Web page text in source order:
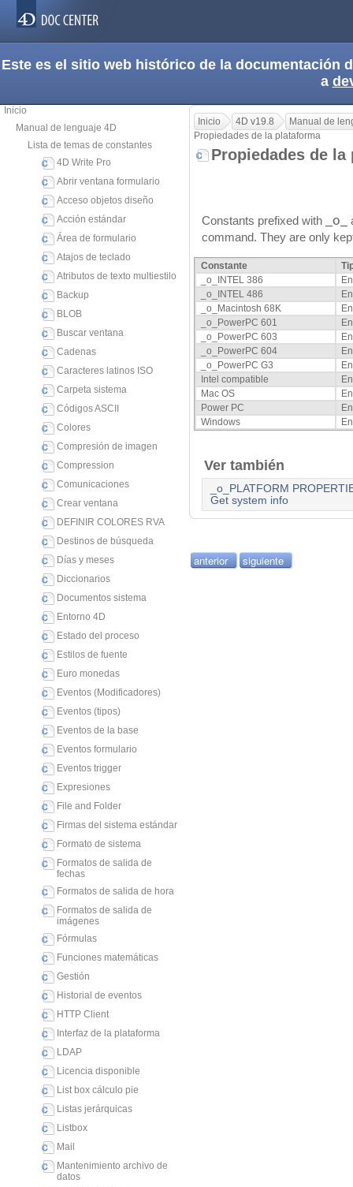
Este es el sitio web histórico de la documentación
a
Inicio
Manual de lenguaje 4D
Lista de temas de constantes
4D Write Pro
Abrir ventana formulario
Acceso objetos diseño
Acción estándar
Área de formulario
Atajos de teclado
Atributos de texto multiestilo
Backup
BLOB
Buscar ventana
Cadenas
Caracteres latinos ISO
Carpeta sistema
Códigos ASCII
Colores
Compresión de imagen
Compression
Comunicaciones
Crear ventana
DEFINIR COLORES RVA
Destinos de búsqueda
Días y meses
Diccionarios
Documentos sistema
Entorno 4D
Estado del proceso
Estilos de fuente
Euro monedas
Eventos (Modificadores)
Eventos (tipos)
Eventos de la base
Eventos formulario
Eventos trigger
Expresiones
File and Folder
Firmas del sistema estándar
Formato de sistema
Formatos de salida de
fechas
Formatos de salida de hora
Formatos de salida de
imágenes
Fórmulas
Funciones matemáticas
Gestión
Historial de eventos
HTTP Client
Interfaz de la plataforma
LDAP
Licencia disponible
List box cálculo pie
Listas jerárquicas
Listbox
Mail
Mantenimiento archivo de
datos
Inicio 4D v19.8
Manual de
Propiedades de la plataforma
Propiedades de
Constants prefixed with _o_
command. They are only
Constante
_o_INTEL 386
_o_INTEL 486
_o_Macintosh 68K
_o_PowerPC 601
_o_PowerPC 603
_o_PowerPC 604
_o_PowerPC G3
Intel compatible
Mac OS
Power PC
Windows
Ver también
_o_PLATFORM
Get system info
anterior siguiente